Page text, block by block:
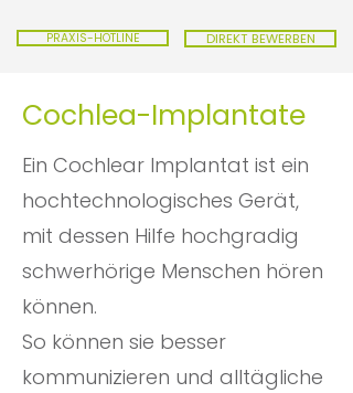
DIREKT BEWERBEN
PRAXIS-HOTLINE
Cochlea-Implantate
Ein Cochlear Implantat ist ein
hochtechnologisches Gerät,
mit dessen Hilfe hochgradig
schwerhörige Menschen hören
können.
So können sie besser
kommunizieren und alltägliche